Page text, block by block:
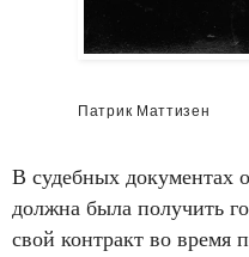
Патрик Маттизен
В судебных документах
должна была получить
свой контракт во